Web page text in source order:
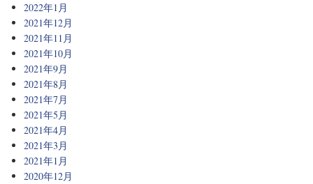
2022年1月
2021年12月
2021年11月
2021年10月
2021年9月
2021年8月
2021年7月
2021年5月
2021年4月
2021年3月
2021年1月
2020年12月